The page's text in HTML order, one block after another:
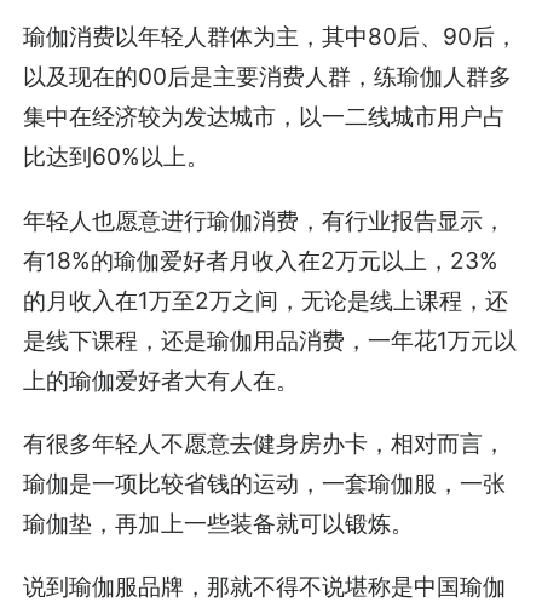
瑜伽消费以年轻人群体为主，其中80后、90后，
以及现在的00后是主要消费人群，练瑜伽人群多
集中在经济较为发达城市，以一二线城市用户占
比达到60%以上。
年轻人也愿意进行瑜伽消费，有行业报告显示，
有18%的瑜伽爱好者月收入在2万元以上，23%
的月收入在1万至2万之间，无论是线上课程，还
是线下课程，还是瑜伽用品消费，一年花1万元以
上的瑜伽爱好者大有人在。
有很多年轻人不愿意去健身房办卡，相对而言，
瑜伽是一项比较省钱的运动，一套瑜伽服，一张
瑜伽垫，再加上一些装备就可以锻炼。
说到瑜伽服品牌，那就不得不说堪称是中国瑜伽